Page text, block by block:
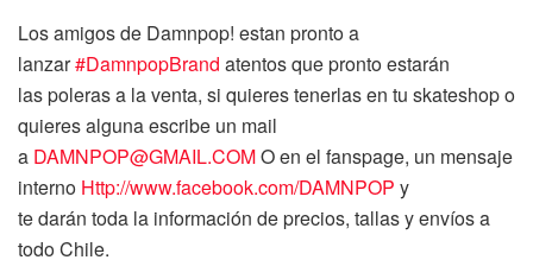
Los amigos de Damnpop! estan pronto a
lanzar#‎DamnpopBrand atentos que pronto estarán
las poleras a la venta, si quieres tenerlas en tu skateshop o
quieres alguna escribe un mail
a DAMNPOP@GMAIL.COMO en el fanspage, un mensaje
interno Http://www.facebook.com/DAMNPOP y
te darán toda la información de precios, tallas y envíos a
todo Chile.